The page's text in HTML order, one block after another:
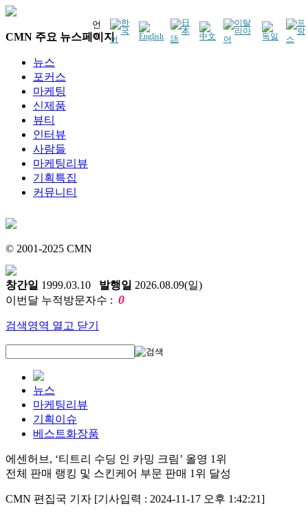
언
어
CMN 주요 뉴스페이지
뉴스
포커스
마케팅
신제품
뷰티
인터뷰
사람들
마케팅리뷰
기획특집
커뮤니티
© 2001-2025 CMN
창간일 1999.03.10 발행일 2026.08.09(일)
이번달 누적방문자수 : 0
검색영역 열고 닫기
뉴스
마케팅리뷰
기획이슈
베스트화장품
에센허브, ‘티트리 수딩 인 카밍 크림’ 올영 1위
전체 판매 랭킹 및 스킨케어 부문 판매 1위 달성
CMN 편집국 기자 [기사입력 : 2024-11-17 오후 1:42:21]